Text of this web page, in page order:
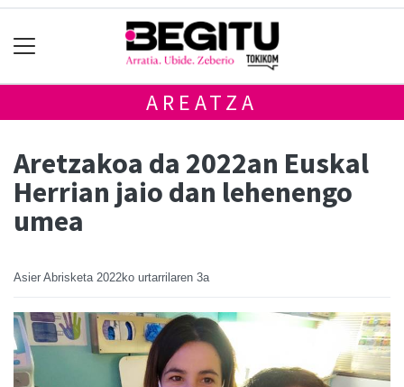
AREATZA
Aretzakoa da 2022an Euskal
Herrian jaio dan lehenengo
umea
Asier Abrisketa 2022ko urtarrilaren 3a